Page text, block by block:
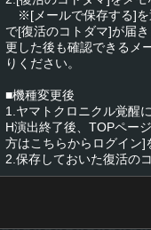
※[メールで保存する]を
で[復活のコトダマ]が届
更した後も確認できるメ
りください。
■機種変更後
1.ヤマトクロニクル覚醒
H演出終了後、TOPペー
方はこちらからログイン]
2.保存しておいた復活の